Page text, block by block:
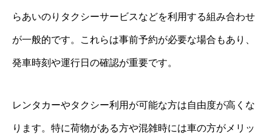
らあいのりタクシーサービスなどを利用する組み合わせ
が一般的です。これらは事前予約が必要な場合もあり、
発車時刻や運行日の確認が重要です。
レンタカーやタクシー利用が可能な方は自由度が高くな
ります。特に荷物がある方や混雑時には車の方がメリッ